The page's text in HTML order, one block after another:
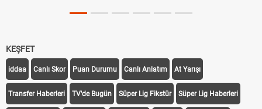
KEŞFET
iddaa Canlı Skor Puan Durumu Canlı Anlatım At Yarışı
Transfer Haberleri TV'de Bugün Süper Lig Fikstür Süper Lig Haberleri